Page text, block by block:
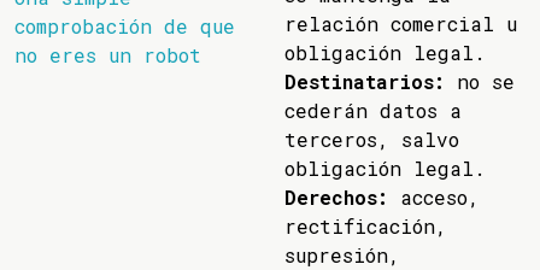
comprobación de que
no eres un robot
relación comercial u
obligación legal.
Destinatarios:
no se
cederán datos a
terceros, salvo
obligación legal.
Derechos:
acceso,
rectificación,
supresión,